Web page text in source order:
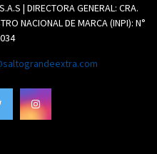
| DIRECTORA GENERAL: CRA.
NACIONAL DE MARCA (INPI): N°